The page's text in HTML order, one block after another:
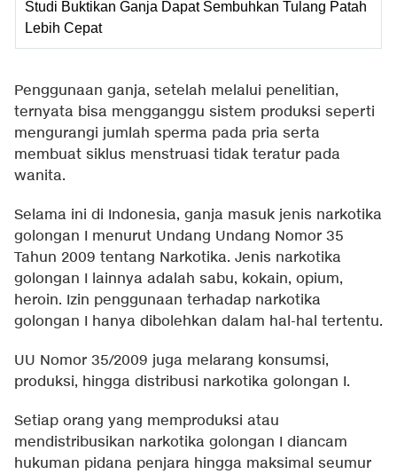
Studi Buktikan Ganja Dapat Sembuhkan Tulang Patah
Lebih Cepat
Penggunaan ganja, setelah melalui penelitian,
ternyata bisa mengganggu sistem produksi seperti
mengurangi jumlah sperma pada pria serta
membuat siklus menstruasi tidak teratur pada
wanita.
Selama ini di Indonesia, ganja masuk jenis narkotika
golongan I menurut Undang Undang Nomor 35
Tahun 2009 tentang Narkotika. Jenis narkotika
golongan I lainnya adalah sabu, kokain, opium,
heroin. Izin penggunaan terhadap narkotika
golongan I hanya dibolehkan dalam hal-hal tertentu.
UU Nomor 35/2009 juga melarang konsumsi,
produksi, hingga distribusi narkotika golongan I.
Setiap orang yang memproduksi atau
mendistribusikan narkotika golongan I diancam
hukuman pidana penjara hingga maksimal seumur